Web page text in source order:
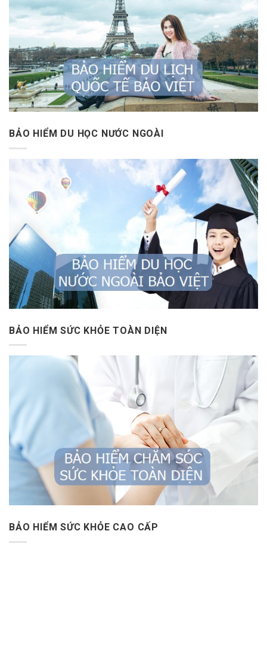
BẢO HIỂM DU HỌC NƯỚC NGOÀI
BẢO HIỂM SỨC KHỎE TOÀN DIỆN
BẢO HIỂM SỨC KHỎE CAO CẤP